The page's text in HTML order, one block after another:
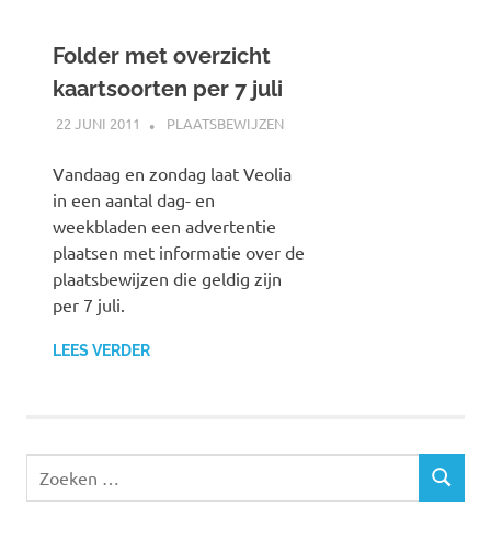
Folder met overzicht
kaartsoorten per 7 juli
22 JUNI 2011 JOHAN
PLAATSBEWIJZEN
Vandaag en zondag laat Veolia
in een aantal dag- en
weekbladen een advertentie
plaatsen met informatie over de
plaatsbewijzen die geldig zijn
per 7 juli.
LEES VERDER
Z